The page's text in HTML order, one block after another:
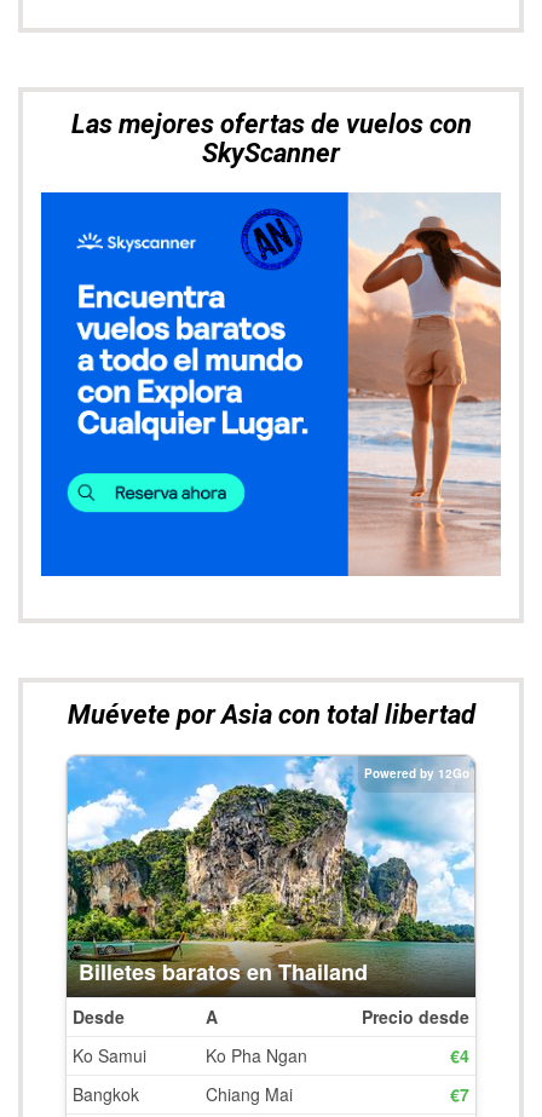
Las mejores ofertas de vuelos con
SkyScanner
Muévete por Asia con total libertad